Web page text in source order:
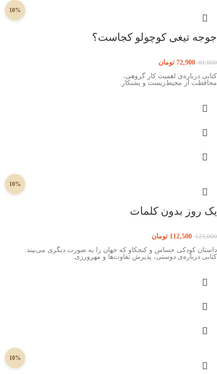
10%
جوجه تیغی کوچولو کجاست؟
81,000
72,900 تومان
کتابی درباره‌ی اهمیت کار گروهی،
محافظت از محیط‌زیست و پشتکار.
10%
یک روز بدون کلمات
125,000
112,500 تومان
داستان کودکی حساس و کنجکاو که جهان را به صورت دیگری می‌بیند.
کتابی درباره‌ی دوستی، پذیرش تفاوت‌ها و مهرورزی.
10%